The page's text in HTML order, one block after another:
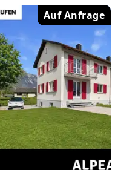
Auf Anfrage